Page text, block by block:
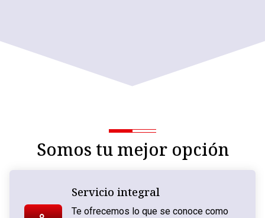
Somos tu mejor opción
Servicio integral
Te ofrecemos lo que se conoce como